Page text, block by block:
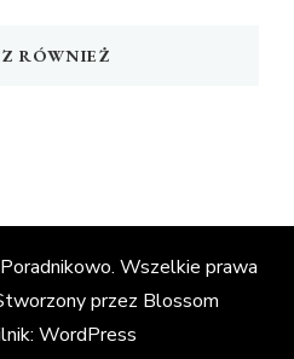
RÓWNIEŻ
Poradnikowo. Wszelkie prawa
przez Blossom
WordPress